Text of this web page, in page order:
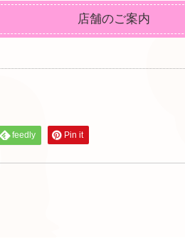
店舗のご案内
feedly Pin it